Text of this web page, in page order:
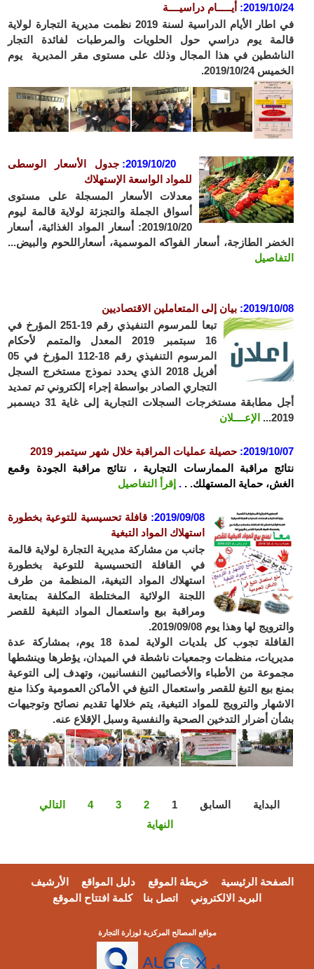
2019/10/24
: أيـــــام دراسيــــة
في اطار الأيام الدراسية لسنة 2019 نظمت مديرية التجارة لولاية
قالمة يوم دراسي حول الحلويات والمرطبات لفائدة التجار
الناشطين في هذا المجال وذلك على مستوى مقر المديرية يوم
الخميس 2019/10/24.
2019/10/20: جدول الأسعار الوسطى
للمواد الواسعة الإستهلاك
معدلات الأسعار المسجلة على مستوى
أسواق الجملة والتجزئة لولاية قالمة ليوم
2019/10/20: أسعار المواد الغذائية، أسعار
الخضر الطازجة، أسعار الفواكه الموسمية، أسعاراللحوم والبيض...
التفاصيل
2019/10/08
: بيان إلى المتعاملين الاقتصاديين
تبعا للمرسوم التنفيذي رقم 19-251 المؤرخ في
16 سبتمبر 2019 المعدل والمتمم لأحكام
المرسوم التنفيذي رقم 18-112 المؤرخ في 05
أفريل 2018 الذي يحدد نموذج مستخرج السجل
التجاري الصادر بواسطة إجراء إلكتروني تم تمديد
أجل مطابقة مستخرجات السجلات التجارية إلى غاية 31 ديسمبر
2019...
الإعــــلان
2019/10/07
: حصيلة عمليات المراقبة خلال شهر سيتمبر 2019
نتائج مراقبة الممارسات التجارية ، نتائج مراقبة الجودة وقمع
الغش، حماية المستهلك. . . إقرأ التفاصيل
2019/09/08
: قافلة تحسيسية للتوعية بخطورة
استهلاك المواد التبغية
جانب من مشاركة مديرية التجارة لولاية قالمة
في القافلة التحسيسية للتوعية بخطورة
استهلاك المواد التبغية، المنظمة من طرف
اللجنة الولائية المختلطة المكلفة بمتابعة
ومراقبة بيع واستعمال المواد التبغية للقصر
والترويج لها وهذا يوم 2019/09/08.
القافلة تجوب كل بلديات الولاية لمدة 18 يوم، بمشاركة عدة
مديريات، منظمات وجمعيات ناشطة في الميدان، يؤطرها وينشطها
مجموعة من الأطباء والأخصائيين النفسانيين، وتهدف إلى التوعية
بمنع بيع التبغ للقصر واستعمال التبغ في الأماكن العمومية وكذا منع
الاشهار والترويج للمواد التبغية، يتم خلالها تقديم نصائح وتوجيهات
بشأن أضرار التدخين الصحية والنفسية وسبل الإقلاع عنه.
البداية السابق 1
2
3
4
التالي
النهاية
الصفحة الرئيسية خريطة الموقع دليل المواقع
الأرشيف
البريد الالكتروني
اتصل بنا كلمة افتتاح الموقع
مواقع المصالح المركزية لوزارة التجارة